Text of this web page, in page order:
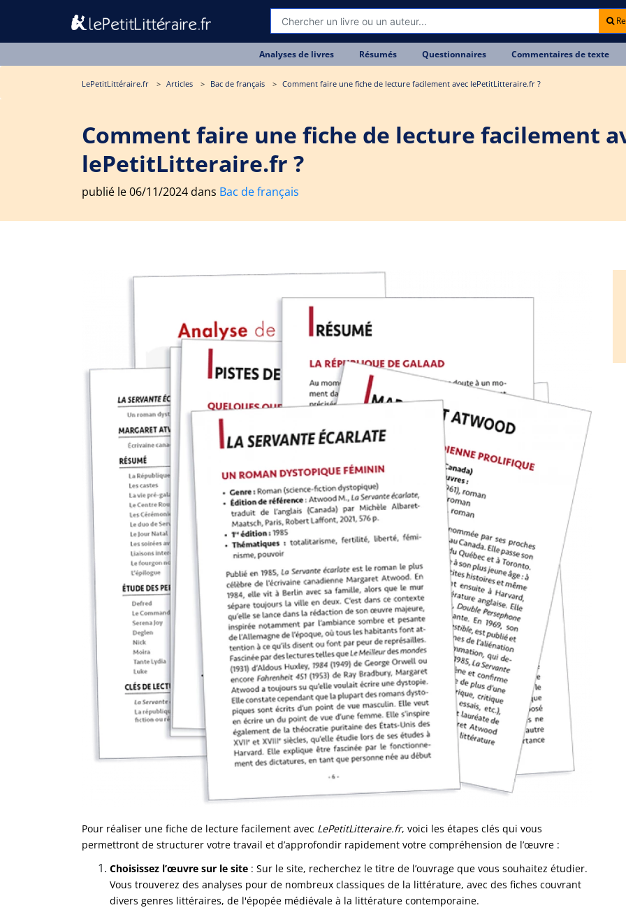
Analyses de livres Résumés Questionnaires Commentaires de texte
LePetitLittéraire.fr Articles Bac de français Comment faire une fiche de lecture facilement avec lePetitLitteraire.fr ?
Comment faire une fiche de lecture facilement
lePetitLitteraire.fr ?
publié le 06/11/2024 dans Bac de français
Pour réaliser une fiche de lecture facilement avec LePetitLitteraire.fr, voici les étapes clés qui vous
permettront de structurer votre travail et d’approfondir rapidement votre compréhension de l’œuvre :
Choisissez l’œuvre sur le site : Sur le site, recherchez le titre de l’ouvrage que vous souhaitez étudier.
Vous trouverez des analyses pour de nombreux classiques de la littérature, avec des fiches couvrant
divers genres littéraires, de l'épopée médiévale à la littérature contemporaine.